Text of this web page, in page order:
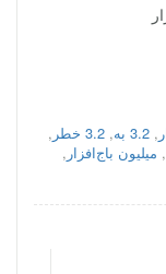
, 3.2 به , 3.2 خطر
,
, میلیون باج‌افزار ,